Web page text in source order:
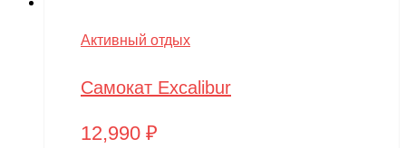
Активный отдых
Самокат Excalibur
12,990 ₽